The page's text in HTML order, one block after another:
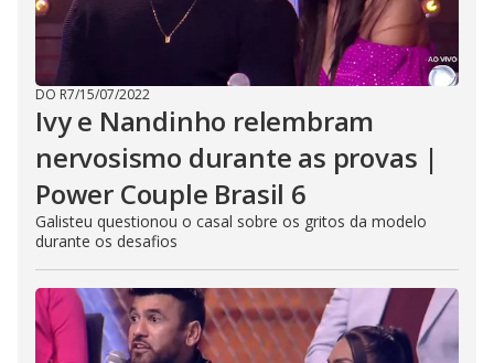
DO R7/15/07/2022
Ivy e Nandinho relembram
nervosismo durante as provas |
Power Couple Brasil 6
Galisteu questionou o casal sobre os gritos da modelo
durante os desafios